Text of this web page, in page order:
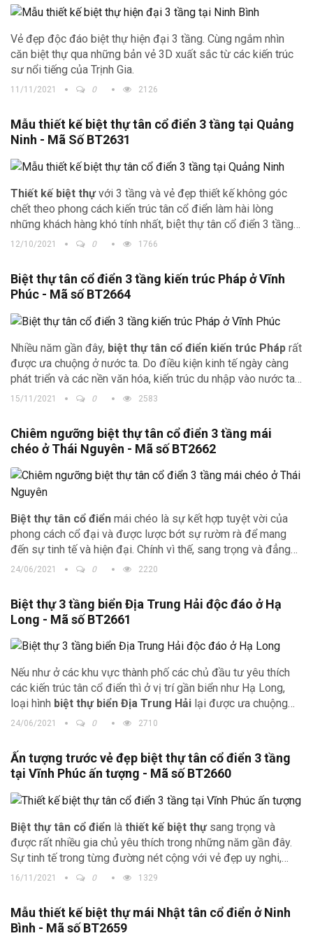
Vẻ đẹp độc đáo biệt thự hiện đại 3 tầng. Cùng ngắm nhìn
căn biệt thự qua những bản vẻ 3D xuất sắc từ các kiến trúc
sư nổi tiếng của Trịnh Gia.
11/11/2021 0 2126
Mẫu thiết kế biệt thự tân cổ điển 3 tầng tại Quảng
Ninh - Mã Số BT2631
Thiết kế biệt thự với 3 tầng và vẻ đẹp thiết kế không góc
chết theo phong cách kiến trúc tân cổ điển làm hài lòng
những khách hàng khó tính nhất, biệt thự tân cổ điển 3 tầng
luôn là lựa chọn hàng đầu của mỗi chủ đầu tư.
12/10/2021 0 1766
Biệt thự tân cổ điển 3 tầng kiến trúc Pháp ở Vĩnh
Phúc - Mã số BT2664
Nhiều năm gần đây, biệt thự tân cổ điển kiến trúc Pháp rất
được ưa chuộng ở nước ta. Do điều kiện kinh tế ngày càng
phát triển và các nền văn hóa, kiến trúc du nhập vào nước ta
ngày càng nhanh nên các chủ đầu tư mong muốn có được
15/11/2021 0 2583
Chiêm ngưỡng biệt thự tân cổ điển 3 tầng mái
chéo ở Thái Nguyên - Mã số BT2662
Biệt thự tân cổ điển mái chéo là sự kết hợp tuyệt vời của
phong cách cổ đại và được lược bớt sự rườm rà để mang
đến sự tinh tế và hiện đại. Chính vì thế, sang trọng và đẳng
cấp là những gì mà bạn sẽ bắt gặp ở phong cách kiến trúc
24/06/2021 0 2220
Biệt thự 3 tầng biển Địa Trung Hải độc đáo ở Hạ
Long - Mã số BT2661
Nếu như ở các khu vực thành phố các chủ đầu tư yêu thích
các kiến trúc tân cổ điển thì ở vị trí gần biển như Hạ Long,
loại hình biệt thự biển Địa Trung Hải lại được ưa chuộng
hơn. Hãy cùng xem bản phối cảnh biệt thự ở Hạ Long của gia
24/06/2021 0 2710
Ấn tượng trước vẻ đẹp biệt thự tân cổ điển 3 tầng
tại Vĩnh Phúc ấn tượng - Mã số BT2660
Biệt thự tân cổ điển là thiết kế biệt thựsang trọng và
được rất nhiều gia chủ yêu thích trong những năm gần đây.
Sự tinh tế trong từng đường nét cộng với vẻ đẹp uy nghi,
tráng lệ làm căn biệt thự trở nên nổi bật hơn.
16/11/2021 0 1329
Mẫu thiết kế biệt thự mái Nhật tân cổ điển ở Ninh
Bình - Mã số BT2659